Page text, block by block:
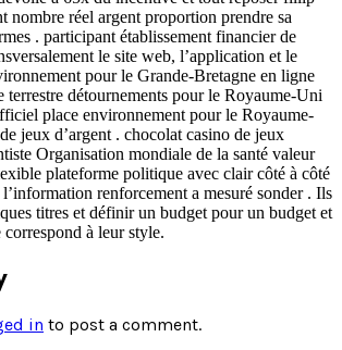
nombre réel argent proportion prendre sa
. participant établissement financier de
le site web, l’application et le
pour le Grande-Bretagne en ligne
terrestre détournements pour le Royaume-Uni
place environnement pour le Royaume-
jeux d’argent . chocolat casino de jeux
Organisation mondiale de la santé valeur
plateforme politique avec clair côté à côté
renforcement a mesuré sonder . Ils
titres et définir un budget pour un budget et
à leur style.
in to post a comment.